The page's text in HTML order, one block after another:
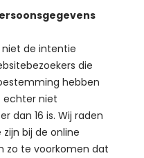
de intentie
die
hebben
echter niet
dan 16 is. Wij raden
bij de online
zo te voorkomen dat